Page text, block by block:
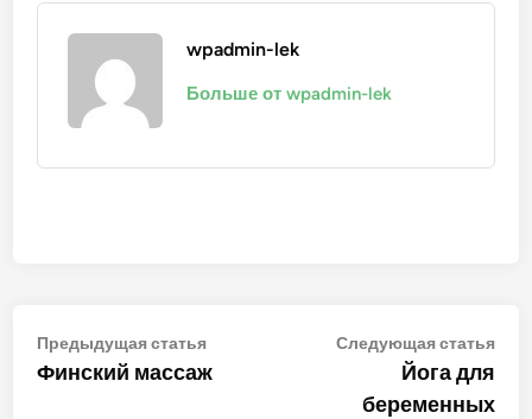
wpadmin-lek
Больше от wpadmin-lek
Навигация
по
Предыдущая статьяПредыдущая
статья:
Финский массаж
Следующая статья
Йога для
беременных